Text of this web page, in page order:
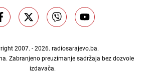
2007. - 2026. radiosarajevo.ba.
Zabranjeno preuzimanje sadržaja bez dozvole
izdavača.